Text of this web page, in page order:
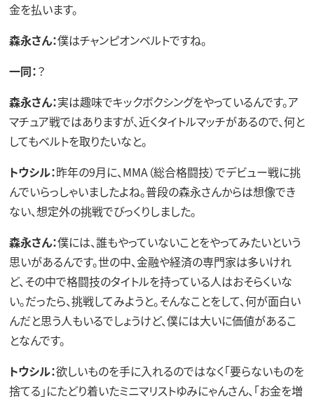
金を払います。
森永さん：僕はチャンピオンベルトですね。
一同：？
森永さん：実は趣味でキックボクシングをやっているんです。ア
マチュア戦ではありますが、近くタイトルマッチがあるので、何と
してもベルトを取りたいなと。
トウシル：昨年の9月に、MMA（総合格闘技）でデビュー戦に挑
んでいらっしゃいましたよね。普段の森永さんからは想像でき
ない、想定外の挑戦でびっくりしました。
森永さん：僕には、誰もやっていないことをやってみたいという
思いがあるんです。世の中、金融や経済の専門家は多いけれ
ど、その中で格闘技のタイトルを持っている人はおそらくいな
い。だったら、挑戦してみようと。そんなことをして、何が面白い
んだと思う人もいるでしょうけど、僕には大いに価値があるこ
となんです。
トウシル：欲しいものを手に入れるのではなく「要らないものを
捨てる」にたどり着いたミニマリストゆみにゃんさん、「お金を増